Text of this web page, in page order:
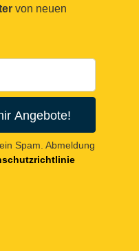
von neuen
Angebote!
Spam. Abmeldung